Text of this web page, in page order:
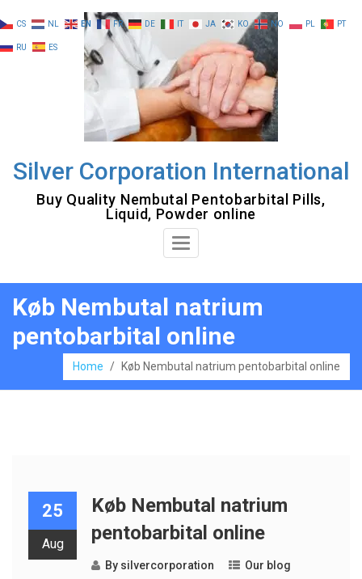
to
content
Silver Corporation International
Buy Quality Nembutal Pentobarbital Pills,
Liquid, Powder online
Toggle
Køb Nembutal natrium
pentobarbital online
Home / Køb Nembutal natrium pentobarbital online
25
Aug
Køb Nembutal natrium
pentobarbital online
By silvercorporation
Our blog
CS NL EN FR DE IT JA KO NO PL PT
RU ES